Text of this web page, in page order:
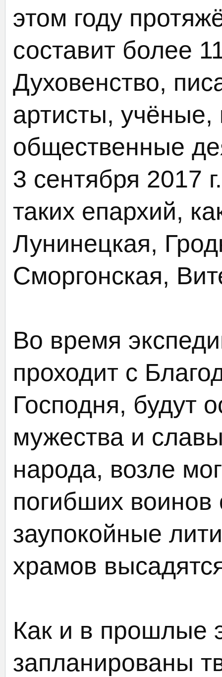
этом году
составит более
Духовенство,
артисты, учёные,
общественные
3 сентября 2017
таких епархий,
Лунинецкая,
Сморгонская,
Во время
проходит с
Господня, будут
мужества и
народа, возле
погибших воинов
заупокойные
храмов
Как и в прошлые
запланированы